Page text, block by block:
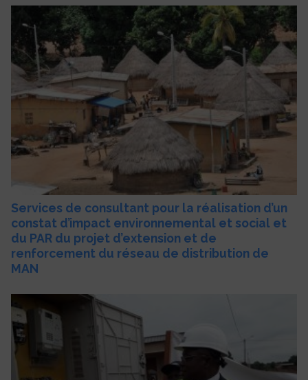
Services de consultant pour la réalisation d’un
constat d’impact environnemental et social et
du PAR du projet d’extension et de
renforcement du réseau de distribution de
MAN